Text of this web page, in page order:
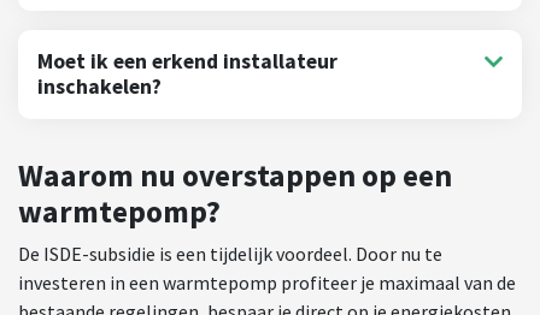
Moet ik een erkend installateur
inschakelen?
Waarom nu overstappen op een
warmtepomp?
De ISDE-subsidie is een tijdelijk voordeel. Door nu te
investeren in een warmtepomp profiteer je maximaal van de